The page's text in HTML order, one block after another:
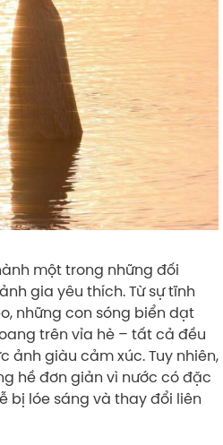
một trong những đối
gia yêu thích. Từ sự tĩnh
những con sóng biển dạt
trên vỉa hè – tất cả đều
ảnh giàu cảm xúc. Tuy nhiên,
hề đơn giản vì nước có đặc
bị lóe sáng và thay đổi liên